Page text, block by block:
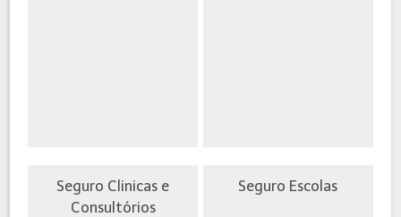
Seguro Clinicas e
Consultórios
Seguro Escolas